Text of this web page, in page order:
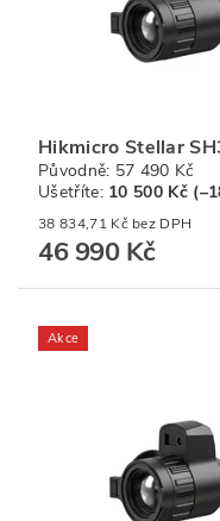
Hikmicro Stellar
Původně: 57 490 Kč
Ušetříte: 10 500 Kč
38 834,71 Kč bez DPH
46 990 Kč
Akce